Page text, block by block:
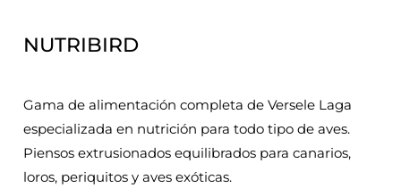
NUTRIBIRD
Gama de alimentación completa de Versele Laga
especializada en nutrición para todo tipo de aves.
Piensos extrusionados equilibrados para canarios,
loros, periquitos y aves exóticas.